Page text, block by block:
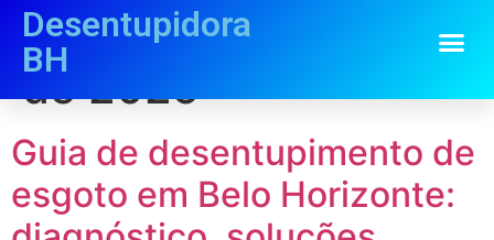
Desentupidora
BH
Dia:26 de setembro
de 2025
Guia de desentupimento de
esgoto em Belo Horizonte: